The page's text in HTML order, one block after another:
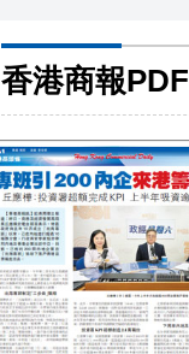
香港商報PDF